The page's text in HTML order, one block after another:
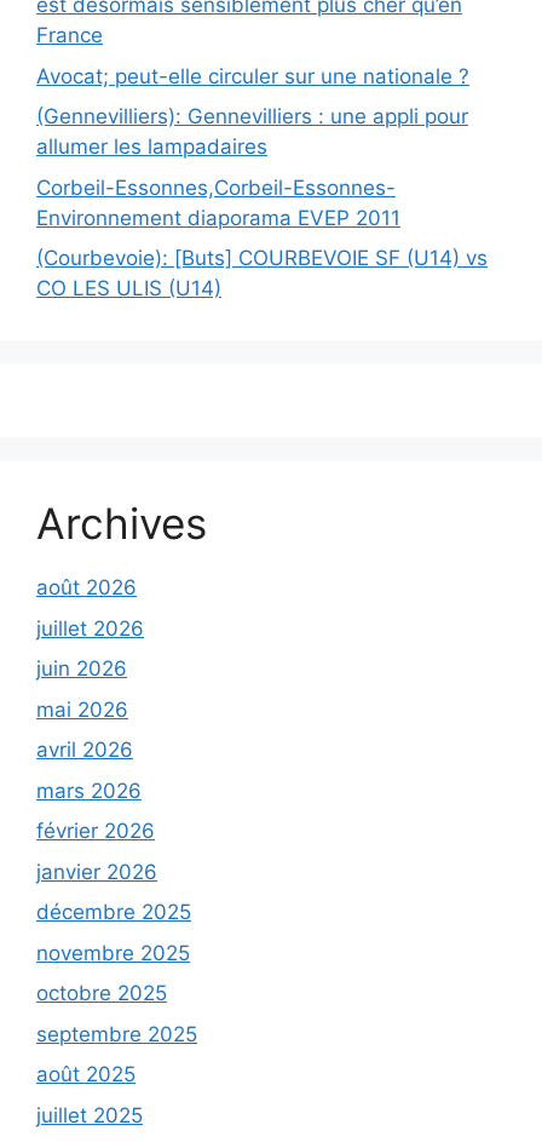
est désormais sensiblement plus cher qu’en
France
Avocat; peut-elle circuler sur une nationale ?
(Gennevilliers): Gennevilliers : une appli pour
allumer les lampadaires
Corbeil-Essonnes,Corbeil-Essonnes-
Environnement diaporama EVEP 2011
(Courbevoie): [Buts] COURBEVOIE SF (U14) vs
CO LES ULIS (U14)
Archives
août 2026
juillet 2026
juin 2026
mai 2026
avril 2026
mars 2026
février 2026
janvier 2026
décembre 2025
novembre 2025
octobre 2025
septembre 2025
août 2025
juillet 2025